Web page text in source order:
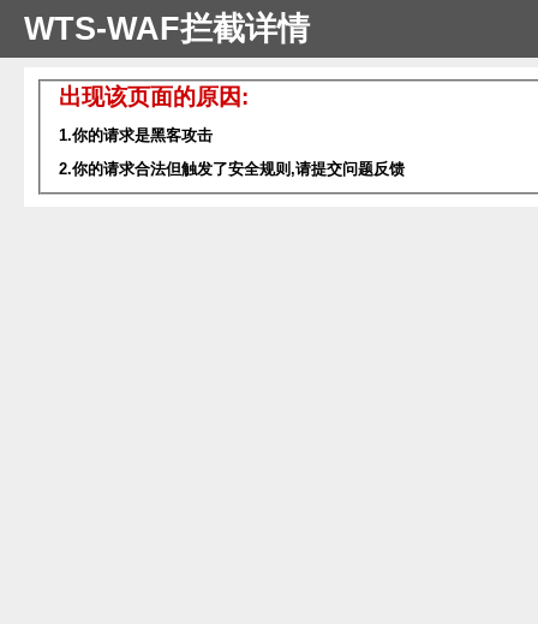
WTS-WAF拦截详情
出现该页面的原因:
1.你的请求是黑客攻击
2.你的请求合法但触发了安全规则,请提交问题反馈